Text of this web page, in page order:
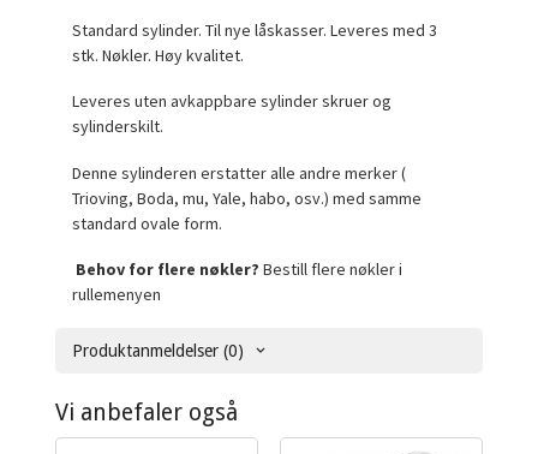
Standard sylinder. Til nye låskasser. Leveres med 3
stk. Nøkler. Høy kvalitet.
Leveres uten avkappbare sylinder skruer og
sylinderskilt.
Denne sylinderen erstatter alle andre merker (
Trioving, Boda, mu, Yale, habo, osv.) med samme
standard ovale form.
Behov for flere nøkler?Bestill flere nøkler i
rullemenyen
Produktanmeldelser (0)
Vi anbefaler også